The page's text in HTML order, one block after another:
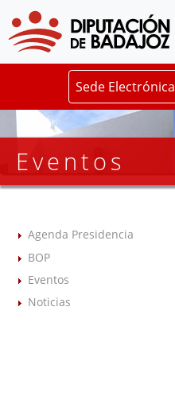
Sede Electrónica
Eventos
Agenda Presidencia
BOP
Eventos
Noticias